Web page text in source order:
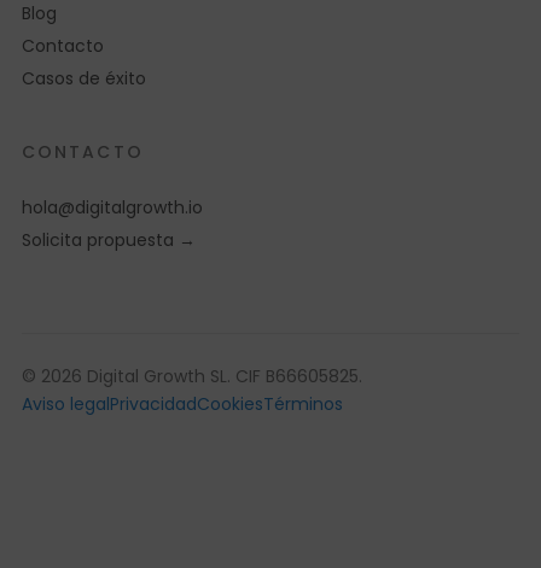
Blog
Contacto
Casos de éxito
CONTACTO
hola@digitalgrowth.io
Solicita propuesta →
© 2026 Digital Growth SL. CIF B66605825.
Aviso legalPrivacidadCookiesTérminos